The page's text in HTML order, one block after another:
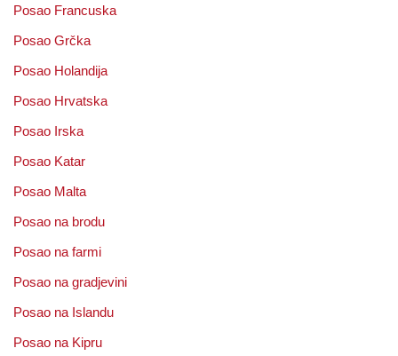
Posao Francuska
Posao Grčka
Posao Holandija
Posao Hrvatska
Posao Irska
Posao Katar
Posao Malta
Posao na brodu
Posao na farmi
Posao na gradjevini
Posao na Islandu
Posao na Kipru